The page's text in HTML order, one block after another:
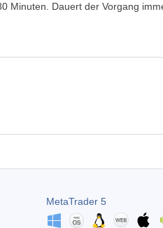
Minuten. Dauert der Vorgang
MetaTrader 5